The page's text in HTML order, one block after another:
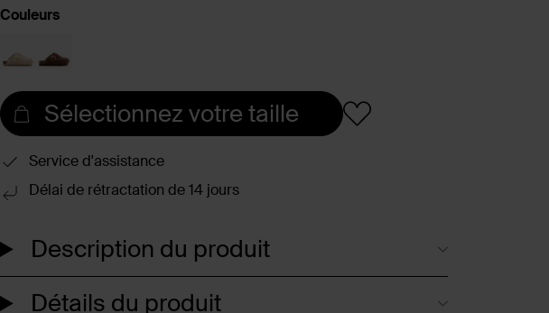
Couleurs
Sélectionnez votre taille
Service d'assistance
Délai de rétractation de 14 jours
Description du produit
Détails du produit